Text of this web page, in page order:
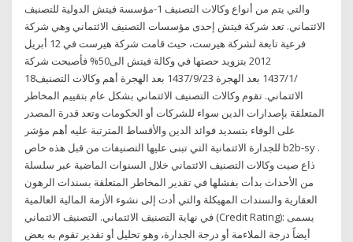
والتي يتم من أنواع وكالات التصنيف 1-مؤسسة فيتش الدولية للتصنيف
الائتماني. تعد شركة فيتش إحدى مؤسسات التصنيف الائتماني وهي شركة
فرعية تابعة لشركة هيرست، حيث قامت شركة هيرست في 12 أبريل
2012 بتزويد حصتها في وكالة فيتش الى50% فأصبحت شركة
18‏‏/1‏‏/1437 بعد الهجرة 23‏‏/9‏‏/1437 بعد الهجرة أهم وكالات التصنيف
الائتماني. تقوم وكالات التصنيف الائتماني بشكل عام بتقييم المخاطر
المتعلقة بإصدارات الدين سواء للشركات أو الحكومات وتعد قدرة المصدر
على الوفاء بتسديد فوائد الدين والأقساط المترتبة عليه أهم مؤشر
للجدارة الائتمانية التي تبنى عليها التصنيفات من قبل هذه خاص b2b-sy .
ذاع صيت وكالات التصنيف الائتماني خلال السنوات الماضية عبر سلسلة
من الأحداث بدأت بفشلها في تقدير المخاطر المتعلقة بسندات الرهون
العقارية والسندات المهيكلة والتي أدت إلى نشوء الأزمة المالية العالمية
في نهاية التصنيف الائتماني. التصنيف الائتماني (Credit Rating): يسمى
أيضاً درجة الملاءمة أو درجة الجدارة، وهو تحليل أو تقدير تقوم به بعض